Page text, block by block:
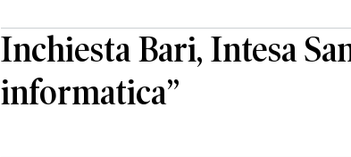
Inchiesta Bari, Intesa
informatica”